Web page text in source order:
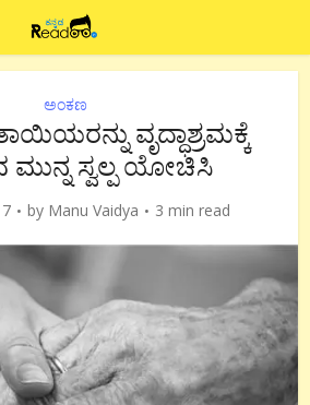
ಅಂಕಣ
ವೃದ್ಧಾಶ್ರಮಕ್ಕೆ
ಮುನ್ನ ಸ್ವಲ್ಪ ಯೋಚಿಸಿ
by Manu Vaidya 3 min read